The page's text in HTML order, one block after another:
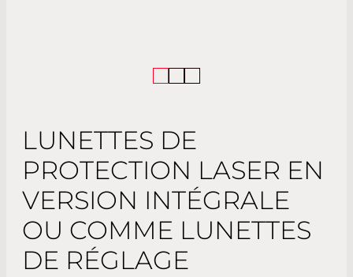
LUNETTES DE
PROTECTION LASER EN
VERSION INTÉGRALE
OU COMME LUNETTES
DE RÉGLAGE